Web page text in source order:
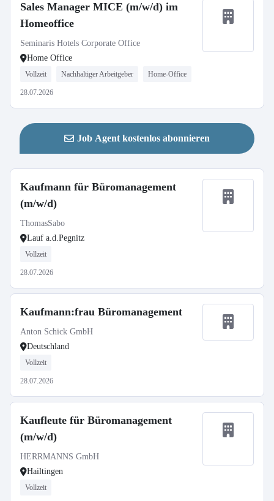
Sales Manager MICE (m/w/d) im
Homeoffice
Seminaris Hotels Corporate Office
Home Office
Vollzeit Nachhaltiger Arbeitgeber Home-Office
28.07.2026
Job Agent kostenlos abonnieren
Kaufmann für Büromanagement
(m/w/d)
ThomasSabo
Lauf a.d.Pegnitz
Vollzeit
28.07.2026
Kaufmann:frau Büromanagement
Anton Schick GmbH
Deutschland
Vollzeit
28.07.2026
Kaufleute für Büromanagement
(m/w/d)
HERRMANNS GmbH
Hailtingen
Vollzeit